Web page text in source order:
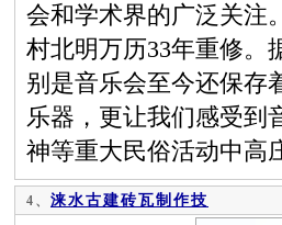
会和学术界的广泛关注
村北明万历33年重修。
别是音乐会至今还保存
乐器，更让我们感受到
神等重大民俗活动中
4、 涞水古建砖瓦制作技